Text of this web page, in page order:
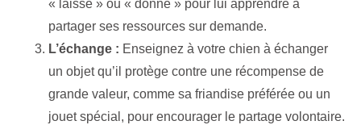
« laisse » ou « donne » pour lui apprendre à
partager ses ressources sur demande.
L’échange : Enseignez à votre chien à échanger
un objet qu’il protège contre une récompense de
grande valeur, comme sa friandise préférée ou un
jouet spécial, pour encourager le partage volontaire.